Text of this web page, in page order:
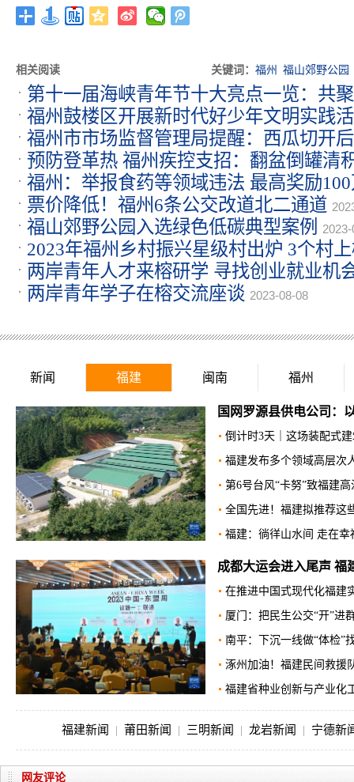
相关阅读 关键词： 福州 福山郊野公园
第十一届海峡青年节十大亮点一览：共
2023-08-08
福州鼓楼区开展新时代好少年文明实践
福州市市场监督管理局提醒：西瓜切开
时 2023-08-08
预防登革热 福州疾控支招：翻盆倒罐清
福州：举报食药等领域违法 最高奖励
票价降低！福州6条公交改道北二通道
福山郊野公园入选绿色低碳典型案例
2023年福州乡村振兴星级村出炉 3个村
两岸青年人才来榕研学 寻找创业就业机
两岸青年学子在榕交流座谈 2023-08-08
新闻 福建 闽南 福州
国网罗源县供电公司：
倒计时3天｜这场装配式
福建发布多个领域高层次
第6号台风“卡努”致福建
全国先进！福建拟推荐这
福建：徜徉山水间 走在幸
成都大运会进入尾声 福
在推进中国式现代化福建
厦门：把民生公交“开”进
南平：下沉一线做“体检”
涿州加油！福建民间救援
福建省种业创新与产业化
福建新闻 | 莆田新闻 | 三明新闻 | 龙岩新闻 | 宁德新
网友评论